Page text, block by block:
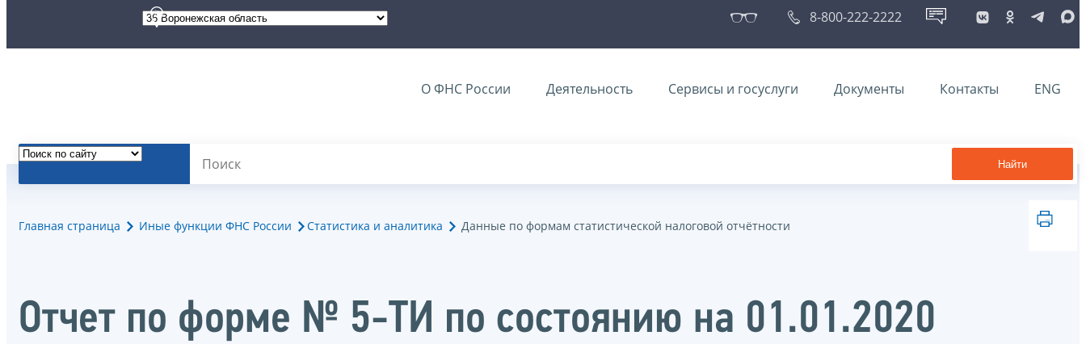
8-800-222-2222
О ФНС России Деятельность Сервисы и госуслуги Документы Контакты ENG
Найти
Главная страница Иные функции ФНС России Статистика и аналитика Данные по формам статистической налоговой отчётности
Отчет по форме № 5-ТИ по состоянию на 01.01.2020